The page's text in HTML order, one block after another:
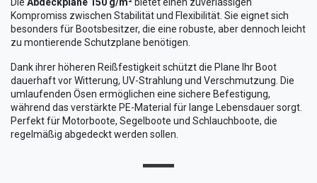
Kompromiss zwischen Stabilität und Flexibilität. Sie eignet sich
besonders für Bootsbesitzer, die eine robuste, aber dennoch leicht
zu montierende Schutzplane benötigen.
Dank ihrer höheren Reißfestigkeit schützt die Plane Ihr Boot
dauerhaft vor Witterung, UV-Strahlung und Verschmutzung. Die
umlaufenden Ösen ermöglichen eine sichere Befestigung,
während das verstärkte PE-Material für lange Lebensdauer sorgt.
Perfekt für Motorboote, Segelboote und Schlauchboote, die
regelmäßig abgedeckt werden sollen.